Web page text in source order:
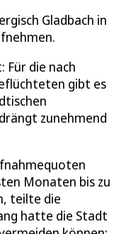
Gladbach in
Für die nach
gibt es
zunehmend
Monaten bis zu
teilte die
hatte die Stadt